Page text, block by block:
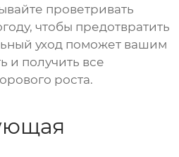
проветривать
чтобы предотвратить
уход поможет вашим
и получить все
роста.